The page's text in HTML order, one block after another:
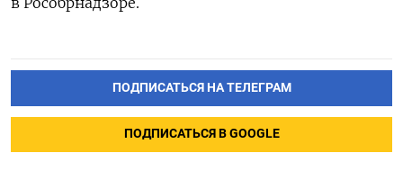
ПОДПИСАТЬСЯ НА ТЕЛЕГРАМ
ПОДПИСАТЬСЯ В GOOGLE